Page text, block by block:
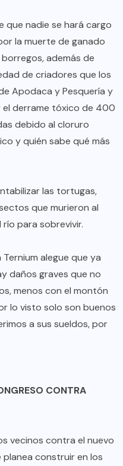
que nadie se hará cargo
la muerte de ganado
además de
de criadores que los
Apodaca y Pesquería y
derrame tóxico de 400
debido al cloruro
y quién sabe qué más
las tortugas,
que murieron al
para sobrevivir.
alegue que ya
daños graves que no
menos con el montón
lo visto solo son buenos
a sus sueldos, por
CONTRA
vecinos contra el nuevo
construir en los